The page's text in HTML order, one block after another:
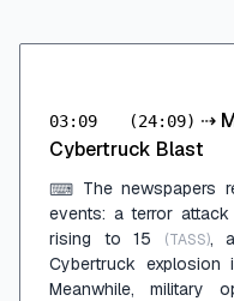
03:09 (24:09) ⇢
Cybertruck Blast
⌨ The newspapers
events: a terror
rising to 15
(TASS),
Cybertruck explosion
Meanwhile, military